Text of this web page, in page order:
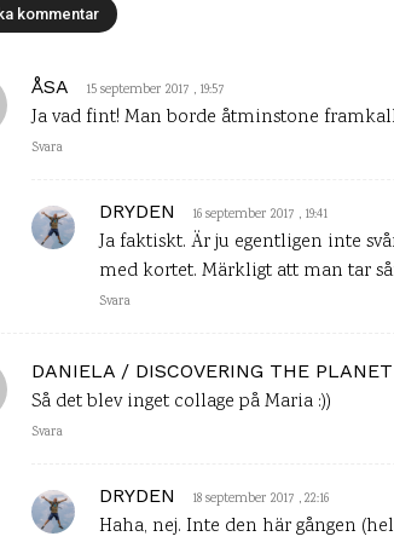
ÅSA 15 september 2017 , 19:57
Ja vad fint! Man borde åtminstone
Svara
DRYDEN 16 september 2017 , 19:41
Ja faktiskt. Är ju egentligen inte
med kortet. Märkligt att man tar
Svara
DANIELA / DISCOVERING THE PLANET
Så det blev inget collage på Maria :))
Svara
DRYDEN 18 september 2017 , 22:16
Haha, nej. Inte den här gången